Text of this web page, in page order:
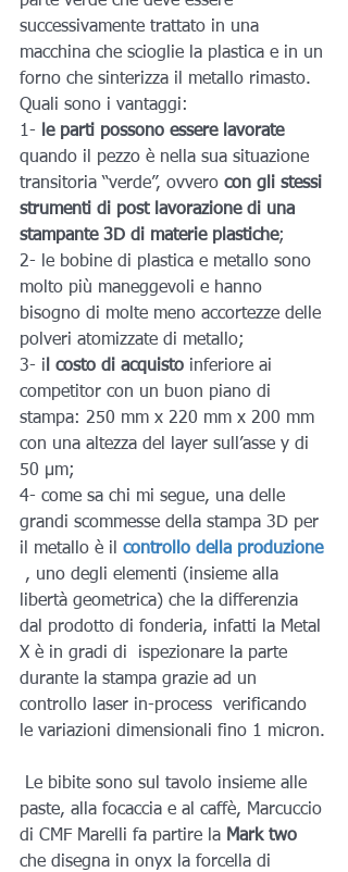
successivamente trattato in una
macchina che scioglie la plastica e in un
forno che sinterizza il metallo rimasto.
Quali sono i vantaggi:
1-
le parti possono essere lavorate
quando il pezzo è nella sua situazione
transitoria “verde”, ovvero con gli stessi
strumenti di post lavorazione di una
stampante 3D di materie plastiche;
2- le bobine di plastica e metallo sono
molto più maneggevoli e hanno
bisogno di molte meno accortezze delle
polveri atomizzate di metallo;
3- i l costo di acquisto inferiore ai
competitor con un buon piano di
stampa: 250 mm x 220 mm x 200 mm
con una altezza del layer sull’asse y di
50 μm;
4- come sa chi mi segue, una delle
grandi scommesse della stampa 3D per
il metallo è il controllo della produzione
libertà geometrica) che la differenzia
dal prodotto di fonderia, infatti la Metal
X è in gradi di  ispezionare la parte
durante la stampa grazie ad un
controllo laser in-process  verificando
le variazioni dimensionali fino 1 micron.
paste, alla focaccia e al caffè, Marcuccio
di CMF Marelli fa partire la Mark two
che disegna in onyx la forcella di